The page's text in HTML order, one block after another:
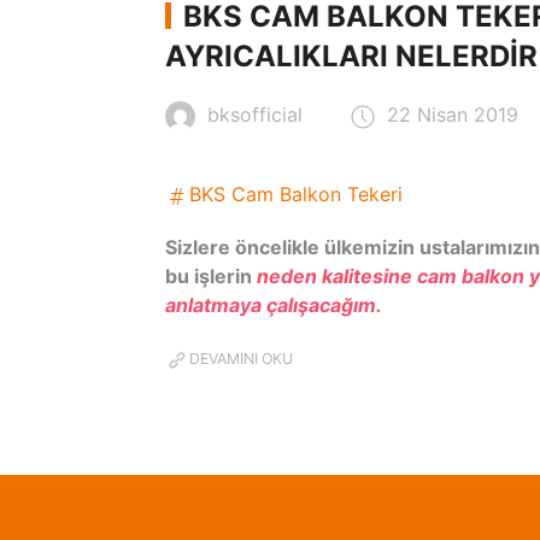
BKS CAM BALKON
AYRICALIKLARI
bksofficial 22 Nisan 2019
BKS Cam Balkon Tekeri
Sizlere öncelikle ülkemizin
bu işlerin neden kalitesine cam balkon
anlatmaya çalışacağım.
DEVAMINI OKU